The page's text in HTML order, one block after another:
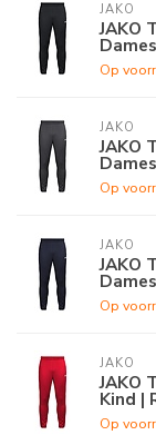
JAKO
JAKO
Op
JAKO
JAKO
Op
JAKO
JAKO
Op
JAKO
JAKO
Kind |
Op